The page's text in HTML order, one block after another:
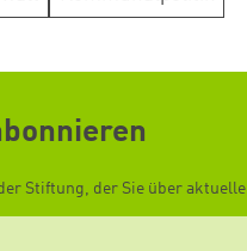
Stiftung, der Sie über